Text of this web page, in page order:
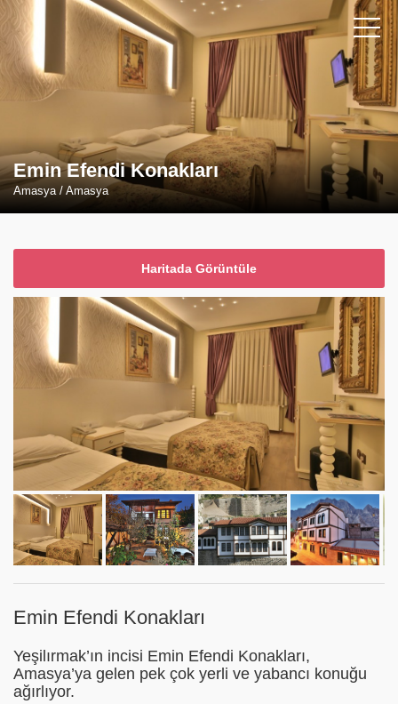
Emin Efendi Konakları
Amasya / Amasya
Haritada Görüntüle
Emin Efendi Konakları
Yeşilırmak’ın incisi Emin Efendi Konakları,
Amasya’ya gelen pek çok yerli ve yabancı konuğu
ağırlıyor.